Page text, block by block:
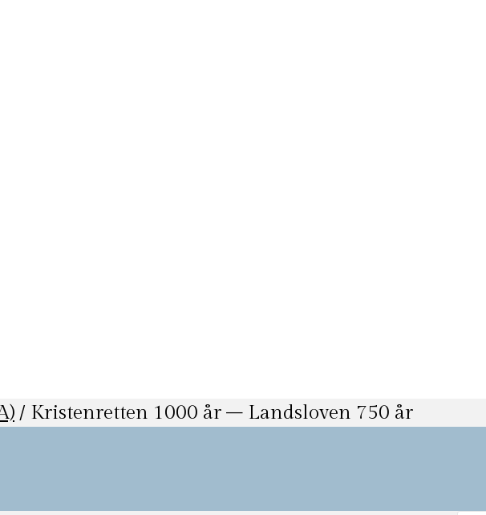
/ Kristenretten 1000 år – Landsloven 750 år